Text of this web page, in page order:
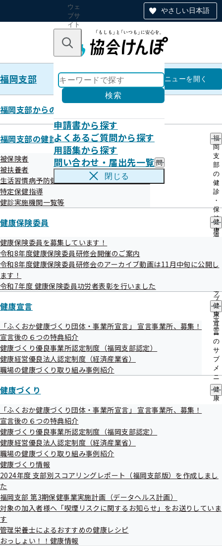
やさしい日本語
ウェ
ブサ
イト
のナ
ン
キーワードで探す
検索
申請書から探す
よくあるご質問から探す
用語集から探す
問い合わせ・届出先一覧 問
い
・
の
サ
閉じる
福岡支部 福岡支部
メニューを開く
福岡支部からのお知らせ
福岡支部の健診・保健指導のご案内
福
岡
支
部
の
健
診
・
保
健
指
導
案
サ
ブ
メ
ニ
ュ
ー
被保険者
被扶養者
生活習慣病予防健診等実施機関の募集について
特定保健指導
健診実施機関一覧等
健康保険委員
健
康
員
ブ
メ
ニ
ュ
ー
健康保険委員を募集しています！
令和8年度健康保険委員研修会開催のご案内
令和8年度健康保険委員研修会のアーカイブ動画は11月中旬に公開し
ます！
令和7年度 健康保険委員功労者表彰を行いました
健康宣言
健
康
宣
言
の
サ
ブ
メ
ニ
ュ
ー
「ふくおか健康づくり団体・事業所宣言」 宣言事業所、募集！
宣言後の６つの特典紹介
健康づくり優良事業所認定制度（福岡支部認定）
健康経営優良法人認定制度（経済産業省）
職場の健康づくり取り組み事例紹介
健康づくり
健
康
ュ
「ふくおか健康づくり団体・事業所宣言」 宣言事業所、募集！
宣言後の６つの特典紹介
健康づくり優良事業所認定制度（福岡支部認定）
健康経営優良法人認定制度（経済産業省）
職場の健康づくり取り組み事例紹介
健康づくり情報
2024年度 支部別スコアリングレポート（福岡支部版）を作成しまし
た
福岡支部 第3期保健事業実施計画（データヘルス計画）
対象の加入者様へ「喫煙リスクに関するお知らせ」をお送りしていま
す
管理栄養士によるおすすめの健康レシピ
おっしょい！！健康情報
メールマガジン 令和8年5月20日
発行
ケガをした！健康保険は使える？使えない？
協会けんぽ　福岡支部メールマガジン　５月号
こんにちは！協会けんぽ福岡支部の【おこめ】です。
今月号では、“ケガをしたときの健康保険“についてお届けします♪
健康保険に関する情報は、協会けんぽ福岡支部LINE公式アカウント
でタイムリーに配信しています。
ぜひこの機会に友だち追加をお願いします！
▼友だち追加はこちら
○https://lin.ee/zAwcXkf
○ID検索「@kenpo_fukuoka」
「@kenpo_fukuoka」を入力、検索して登録できます
――――――――――――――――――――――――――――――――――――――
◆ クイズ ◆
Q.ケガなどをした際に健康保険を使用できる場合は、次のうちどれで
①会社からの帰り道、駅の階段で転んでケガをした
②休日に散歩中、他人が飼っている犬に突然噛まれてケガをした
③デスクワークによる肩こりと軽い痛みを感じ、整骨院で施術を受け
た
正解はメルマガの最後にて！
―――――――――――――――――――――――――――――――――――――